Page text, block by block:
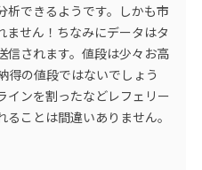
析できるようです。しかも市
ません！ちなみにデータはタ
信されます。値段は少々お高
得の値段ではないでしょう
インを割ったなどレフェリー
ことは間違いありません。